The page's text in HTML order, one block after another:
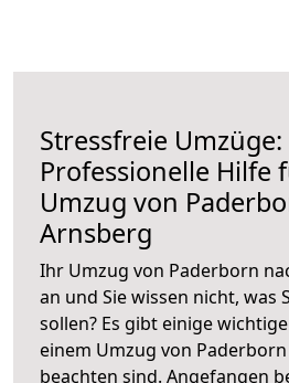
Stressfreie Umzüge:
Professionelle Hilfe
Umzug von
Arnsberg
Ihr Umzug von Paderborn
an und Sie wissen nicht, was
sollen? Es gibt einige
einem Umzug von
beachten sind. Angefangen